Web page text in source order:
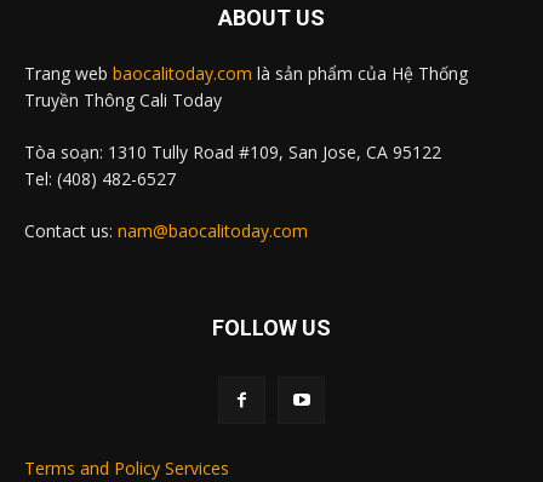
ABOUT US
Trang web baocalitoday.com là sản phẩm của Hệ Thống
Truyền Thông Cali Today
Tòa soạn: 1310 Tully Road #109, San Jose, CA 95122
Tel: (408) 482-6527
Contact us: nam@baocalitoday.com
FOLLOW US
Terms and Policy Services